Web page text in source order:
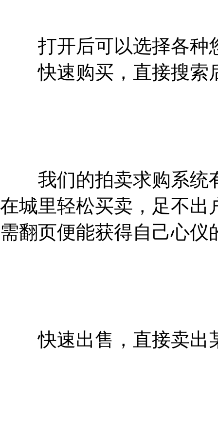
打开后可以选择各种
快速购买，直接搜索
我们的拍卖求购系统
在城里轻松买卖，足不出
需翻页便能获得自己心仪
快速出售，直接卖出